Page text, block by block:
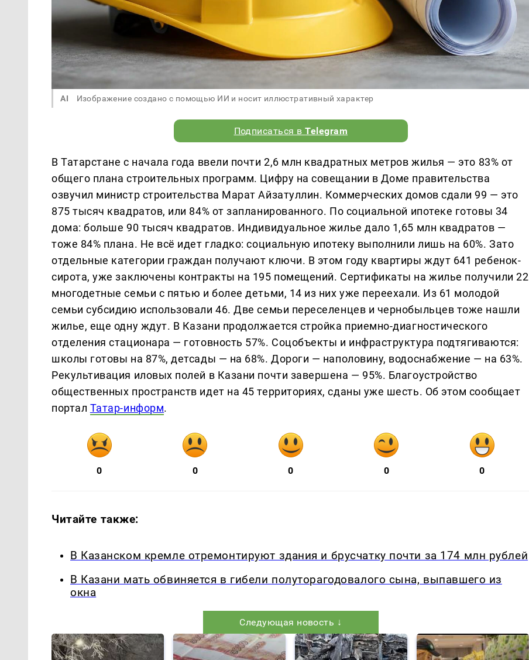
AI Изображение создано с помощью ИИ и носит иллюстративный характер
Подписаться вTelegram
В Татарстане с начала года ввели почти 2,6 млн квадратных метров жилья — это 83% от
общего плана строительных программ. Цифру на совещании в Доме правительства
озвучил министр строительства Марат Айзатуллин. Коммерческих домов сдали 99 — это
875 тысяч квадратов, или 84% от запланированного. По социальной ипотеке готовы 34
дома: больше 90 тысяч квадратов. Индивидуальное жилье дало 1,65 млн квадратов —
тоже 84% плана. Не всё идет гладко: социальную ипотеку выполнили лишь на 60%. Зато
отдельные категории граждан получают ключи. В этом году квартиры ждут 641 ребенок-
сирота, уже заключены контракты на 195 помещений. Сертификаты на жилье получили 22
многодетные семьи с пятью и более детьми, 14 из них уже переехали. Из 61 молодой
семьи субсидию использовали 46. Две семьи переселенцев и чернобыльцев тоже нашли
жилье, еще одну ждут. В Казани продолжается стройка приемно-диагностического
отделения стационара — готовность 57%. Соцобъекты и инфраструктура подтягиваются:
школы готовы на 87%, детсады — на 68%. Дороги — наполовину, водоснабжение — на 63%.
Рекультивация иловых полей в Казани почти завершена — 95%. Благоустройство
общественных пространств идет на 45 территориях, сданы уже шесть. Об этом сообщает
портал Татар-информ.
0 0 0 0 0
Читайте также:
В Казанском кремле отремонтируют здания и брусчатку почти за 174 млн рублей
В Казани мать обвиняется в гибели полуторагодовалого сына, выпавшего из
окна
Следующая новость ↓